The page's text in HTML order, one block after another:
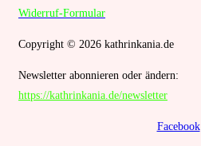
Widerruf-Formular
Copyright © 2026 kathrinkania.de
Newsletter abonnieren oder ändern:
https://kathrinkania.de/newsletter
Facebook